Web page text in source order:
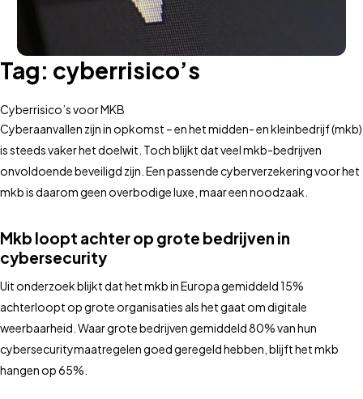
Tag: cyberrisico’s
Cyberrisico’s voor MKB
Cyberaanvallen zijn in opkomst – en het midden- en kleinbedrijf (mkb)
is steeds vaker het doelwit. Toch blijkt dat veel mkb-bedrijven
onvoldoende beveiligd zijn. Een passende cyberverzekering voor het
mkb is daarom geen overbodige luxe, maar een noodzaak.
Mkb loopt achter op grote bedrijven in
cybersecurity
Uit onderzoek blijkt dat het mkb in Europa gemiddeld 15%
achterloopt op grote organisaties als het gaat om digitale
weerbaarheid. Waar grote bedrijven gemiddeld 80% van hun
cybersecuritymaatregelen goed geregeld hebben, blijft het mkb
hangen op 65%.